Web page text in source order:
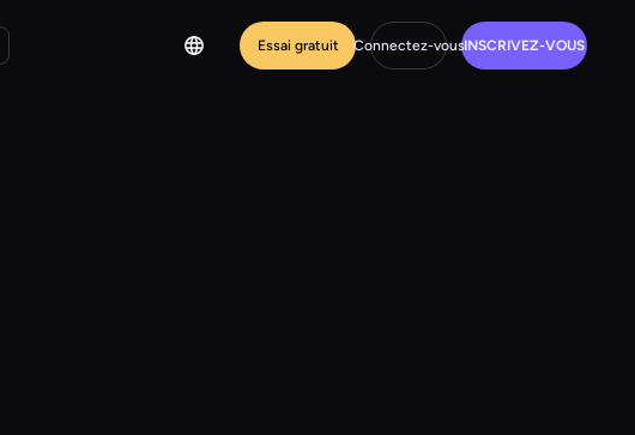
Essai gratuit Connectez-vousINSCRIVEZ-VOUS